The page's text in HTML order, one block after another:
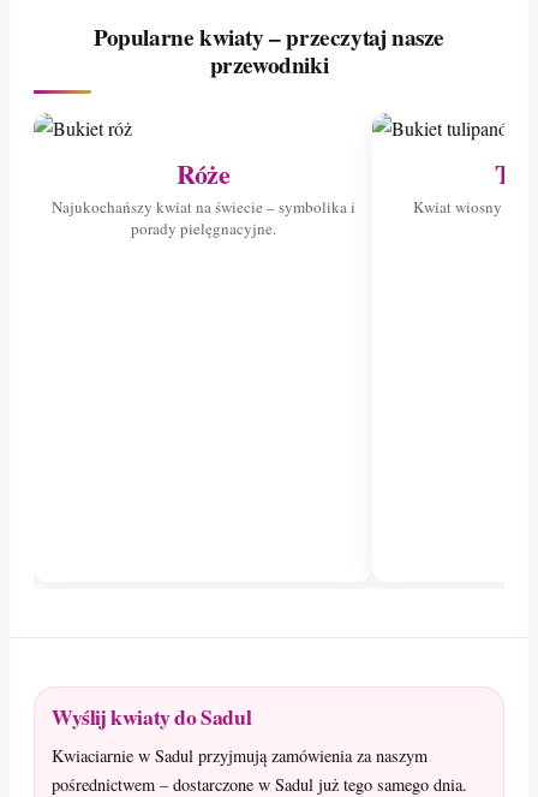
Popularne kwiaty – przeczytaj nasze
przewodniki
Róże
Najukochańszy kwiat na świecie – symbolika i
porady pielęgnacyjne.
Kwiat wiosny –
Wyślij kwiaty do Sadul
Kwiaciarnie w Sadul przyjmują zamówienia za naszym
pośrednictwem – dostarczone w Sadul już tego samego dnia.